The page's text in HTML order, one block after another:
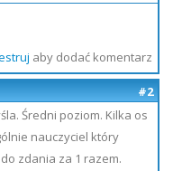
aby dodać komentarz
#2
Średni poziom. Kilka os
nauczyciel który
zdania za 1 razem.